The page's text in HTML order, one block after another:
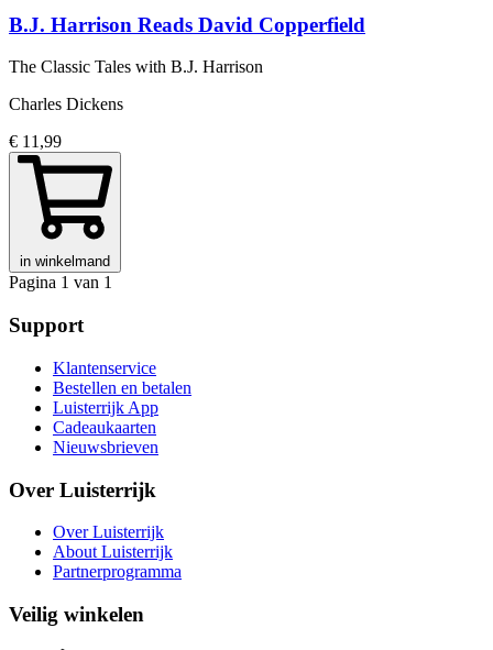
B.J. Harrison Reads David Copperfield
The Classic Tales with B.J. Harrison
Charles Dickens
€ 11,99
in winkelmand
Pagina 1 van 1
Support
Klantenservice
Bestellen en betalen
Luisterrijk App
Cadeaukaarten
Nieuwsbrieven
Over Luisterrijk
Over Luisterrijk
About Luisterrijk
Partnerprogramma
Veilig winkelen